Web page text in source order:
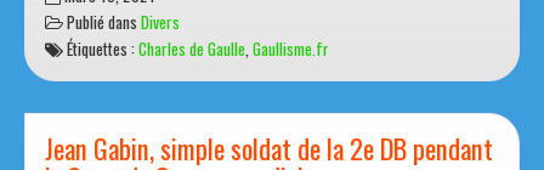
Lire la suite
Voir
surmars 13, 2021
Publié dansDivers